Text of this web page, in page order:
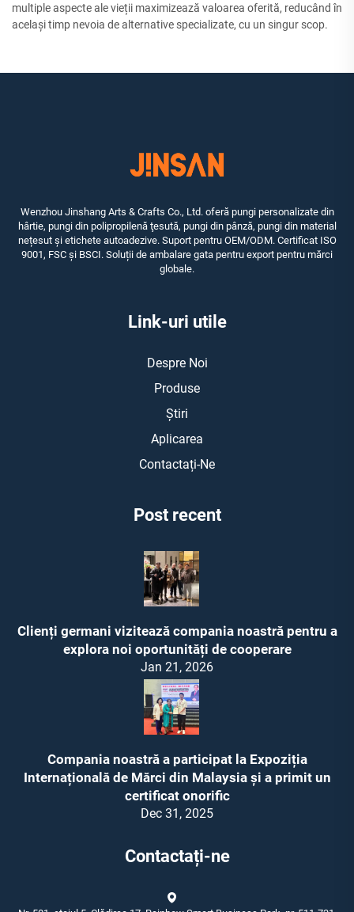
multiple aspecte ale vieții maximizează valoarea oferită, reducând în
același timp nevoia de alternative specializate, cu un singur scop.
Wenzhou Jinshang Arts & Crafts Co., Ltd. oferă pungi personalizate din
hârtie, pungi din polipropilenă ţesută, pungi din pânză, pungi din material
nețesut și etichete autoadezive. Suport pentru OEM/ODM. Certificat ISO
9001, FSC și BSCI. Soluții de ambalare gata pentru export pentru mărci
globale.
Link-uri utile
Despre Noi
Produse
Știri
Aplicarea
Contactați-Ne
Post recent
Clienți germani vizitează compania noastră pentru a
explora noi oportunități de cooperare
Jan 21, 2026
Compania noastră a participat la Expoziția
Internațională de Mărci din Malaysia și a primit un
certificat onorific
Dec 31, 2025
Contactați-ne